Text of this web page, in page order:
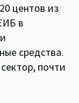
центов из
в
средства.
почти